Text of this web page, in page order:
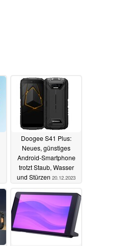
Doogee S41 Plus:
Neues, günstiges
Android-Smartphone
trotzt Staub, Wasser
und Stürzen 20.12.2023